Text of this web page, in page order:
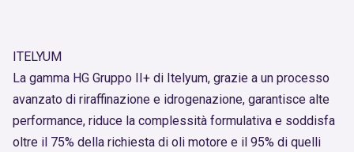
ITELYUM
La gamma HG Gruppo II+ di Itelyum, grazie a un processo
avanzato di riraffinazione e idrogenazione, garantisce alte
performance, riduce la complessità formulativa e soddisfa
oltre il 75% della richiesta di oli motore e il 95% di quelli